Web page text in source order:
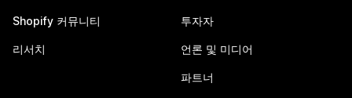
Shopify 커뮤니티
리서치
투자자
언론 및 미디어
파트너